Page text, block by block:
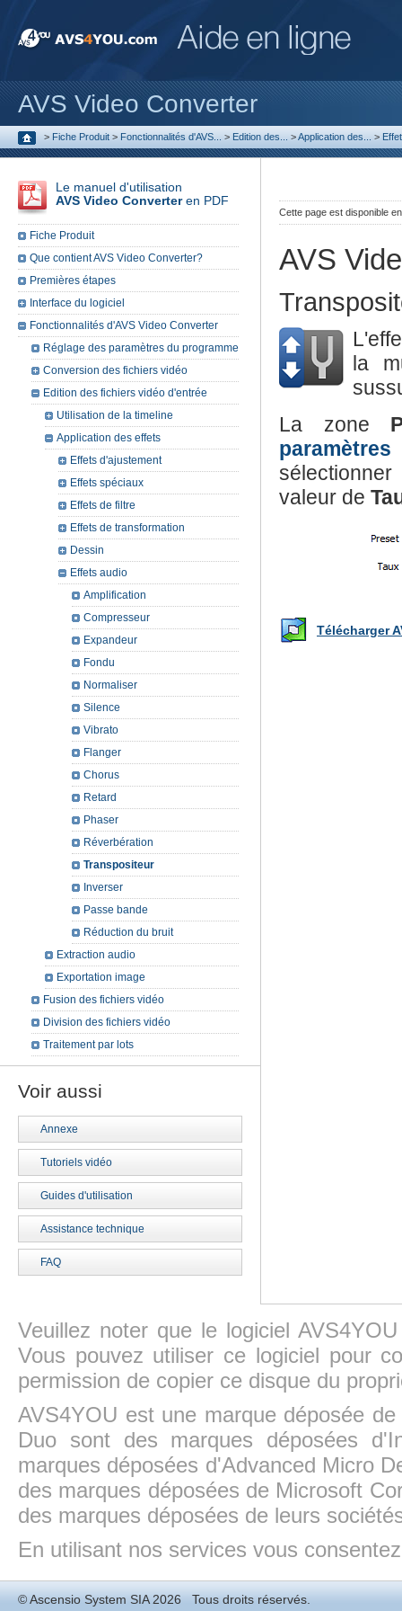
AVS Video Converter
> Fiche Produit > Fonctionnalités d'AVS... > Edition des... >Application des... >
Cette page est disponible
AVS
la
La zone
valeur de
Télécharger
Le manuel d'utilisation
AVS Video Converteren PDF
Fiche Produit
Que contient AVS Video Converter?
Premières étapes
Interface du logiciel
Fonctionnalités d'AVS Video Converter
Réglage des paramètres du programme
Conversion des fichiers vidéo
Edition des fichiers vidéo d'entrée
Utilisation de la timeline
Application des effets
Effets d'ajustement
Effets spéciaux
Effets de filtre
Effets de transformation
Dessin
Effets audio
Amplification
Compresseur
Expandeur
Fondu
Normaliser
Silence
Vibrato
Flanger
Chorus
Retard
Phaser
Réverbération
Transpositeur
Inverser
Passe bande
Réduction du bruit
Extraction audio
Exportation image
Fusion des fichiers vidéo
Division des fichiers vidéo
Traitement par lots
Voir aussi
Annexe
Tutoriels vidéo
Guides d'utilisation
Assistance technique
FAQ
Veuillez noter que le logiciel
Vous pouvez utiliser ce logiciel pour
permission de copier ce disque du
AVS4YOU est une marque déposée
Duo sont des marques déposées
marques déposées d'Advanced Micro
des marques déposées de Microsoft
des marques déposées de leurs
En utilisant nos services vous
©Ascensio System SIA2026 Tous droits réservés.